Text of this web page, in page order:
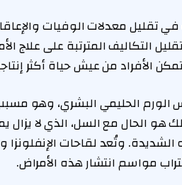
تقليل معدلات الوفيات
التكاليف المترتبة على علاج
الأفراد من عيش حياة أكثر
الورم الحليمي البشري، وهو
الحال مع السل، الذي لا يزال
مواسم انتشار هذه الأمراض.